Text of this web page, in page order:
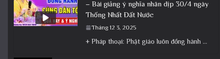
– Bài giảng ý nghĩa nhân dịp 30/4 ngày
Thống Nhất Đất Nước
Tháng 12 3, 2025
+ Pháp thoại: Phật giáo luôn đồng hành cùng Dân tộc – Bài giảng ý nghĩa nhân dịp 30/4 ngày